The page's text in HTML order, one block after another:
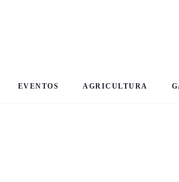
EVENTOS AGRICULTURA